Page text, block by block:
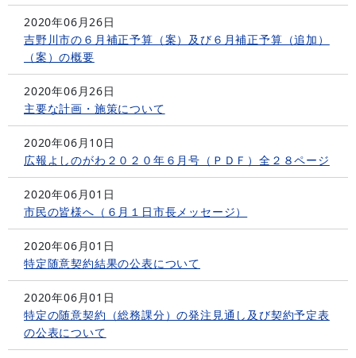
2020年06月26日
吉野川市の６月補正予算（案）及び６月補正予算（追加）
（案）の概要
2020年06月26日
主要な計画・施策について
2020年06月10日
広報よしのがわ２０２０年６月号（ＰＤＦ）全２８ページ
2020年06月01日
市民の皆様へ（６月１日市長メッセージ）
2020年06月01日
特定随意契約結果の公表について
2020年06月01日
特定の随意契約（総務課分）の発注見通し及び契約予定表
の公表について